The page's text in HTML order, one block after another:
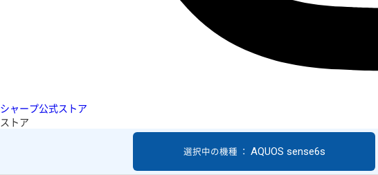
シャープ公式ストア
ストア
選択中の機種 ： AQUOS sense6s